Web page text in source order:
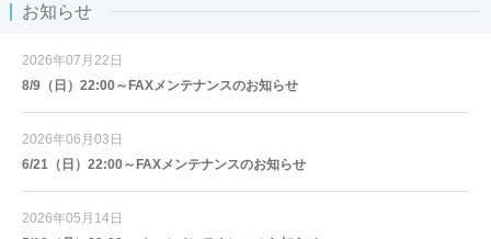
お知らせ
2026年07月22日
8/9（日）22:00～FAXメンテナンスのお知らせ
2026年06月03日
6/21（日）22:00～FAXメンテナンスのお知らせ
2026年05月14日